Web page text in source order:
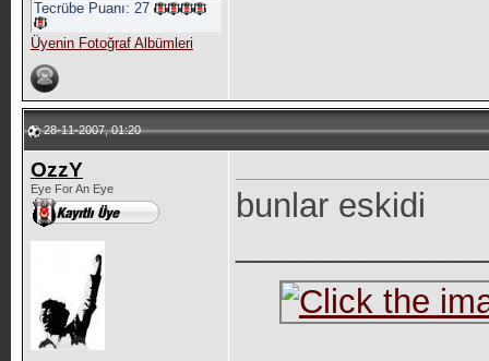
Tecrübe Puanı: 27
Üyenin Fotoğraf Albümleri
28-11-2007, 01:20
OzzY
Eye For An Eye
bunlar eskidi